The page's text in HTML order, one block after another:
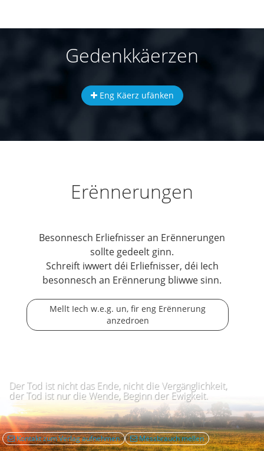
Gedenkkäerzen
Eng Käerz ufänken
Erënnerungen
Besonnesch Erliefnisser an Erënnerungen
sollte gedeelt ginn.
Schreift iwwert déi Erliefnisser, déi Iech
besonnesch an Erënnerung bliwwe sinn.
Mellt Iech w.e.g. un, fir eng Erënnerung
anzedroen
Der Tod ist nicht das Ende, nicht die Vergänglichkeit,
der Tod ist nur die Wende, Beginn der Ewigkeit.
Kontakt zum Verlag aufnehmen Mëssbrauch mellen